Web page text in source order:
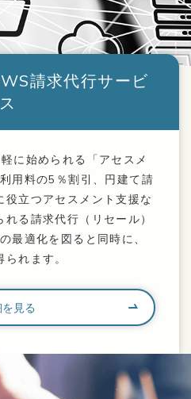
請求代行サービ
ス
に始められる「アセスメ
用料の5％割引、円建て請
立つアセスメント支援な
る請求代行（リセール）
最適化を図ると同時に、
れます。
見る